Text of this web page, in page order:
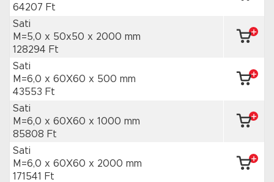
64207 Ft
Sati
M=5,0 x 50x50 x 2000 mm
128294 Ft
Sati
M=6,0 x 60X60 x 500 mm
43553 Ft
Sati
M=6,0 x 60X60 x 1000 mm
85808 Ft
Sati
M=6,0 x 60X60 x 2000 mm
171541 Ft